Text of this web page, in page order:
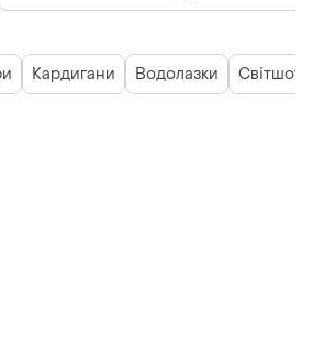
Кардигани Водолазки Світшоти